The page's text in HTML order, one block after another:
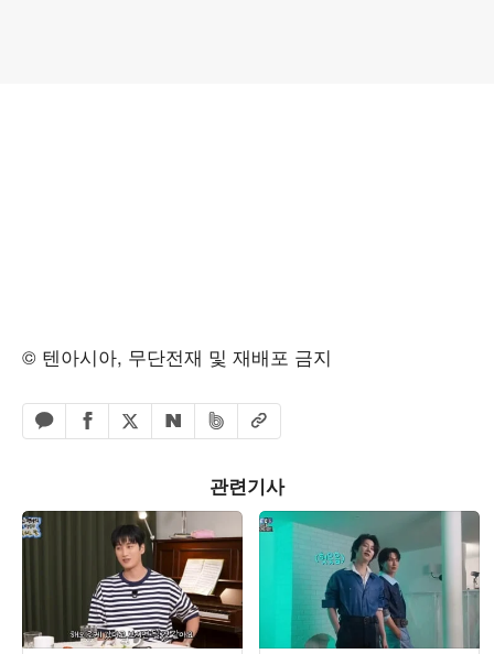
© 텐아시아, 무단전재 및 재배포 금지
카카오톡 공유하기
페이스북 공유하기
엑스 공유하기
네이버 공유하기
밴드 공유하기
URL복사
관련기사